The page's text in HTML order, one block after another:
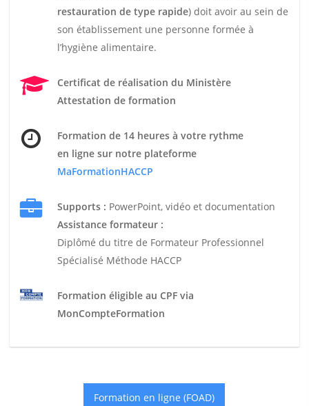
restauration de type rapide) doit avoir au sein de
son établissement une personne formée à
l’hygiène alimentaire.
Certificat de réalisation du Ministère
Attestation de formation
Formation de 14 heures à votre rythme
en ligne sur notre plateforme
MaFormationHACCP
Supports : PowerPoint, vidéo et documentation
Assistance formateur :
Diplômé du titre de Formateur Professionnel
Spécialisé Méthode HACCP
Formation éligible au CPF via
MonCompteFormation
Formation en ligne (FOAD)